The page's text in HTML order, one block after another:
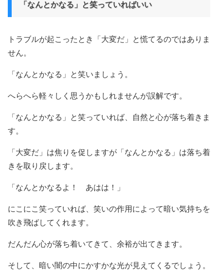
「なんとかなる」と笑っていればいい
トラブルが起こったとき「大変だ」と慌てるのではありま
せん。
「なんとかなる」と笑いましょう。
へらへら軽々しく思うかもしれませんが誤解です。
「なんとかなる」と笑っていれば、自然と心が落ち着きま
す。
「大変だ」は焦りを促しますが「なんとかなる」は落ち着
きを取り戻します。
「なんとかなるよ！ あはは！」
にこにこ笑っていれば、笑いの作用によって暗い気持ちを
吹き飛ばしてくれます。
だんだん心が落ち着いてきて、余裕が出てきます。
そして、暗い闇の中にかすかな光が見えてくるでしょう。